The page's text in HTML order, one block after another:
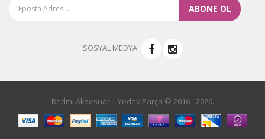
ABONE OL
SOSYAL MEDYA
Redmi Aksesuar | Yedek Parça © 2016 - 2026.